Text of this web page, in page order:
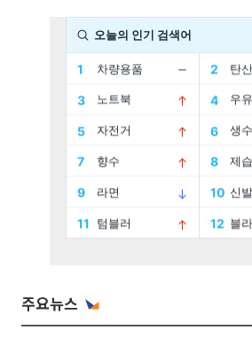
주요뉴스